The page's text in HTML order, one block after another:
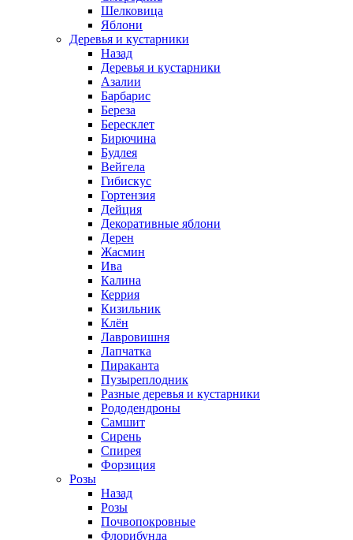
Шелковица
Яблони
Деревья и кустарники
Назад
Деревья и кустарники
Азалии
Барбарис
Береза
Бересклет
Бирючина
Будлея
Вейгела
Гибискус
Гортензия
Дейция
Декоративные яблони
Дерен
Жасмин
Ива
Калина
Керрия
Кизильник
Клён
Лавровишня
Лапчатка
Пираканта
Пузыреплодник
Разные деревья и кустарники
Рододендроны
Самшит
Сирень
Спирея
Форзиция
Розы
Назад
Розы
Почвопокровные
Флорибунда